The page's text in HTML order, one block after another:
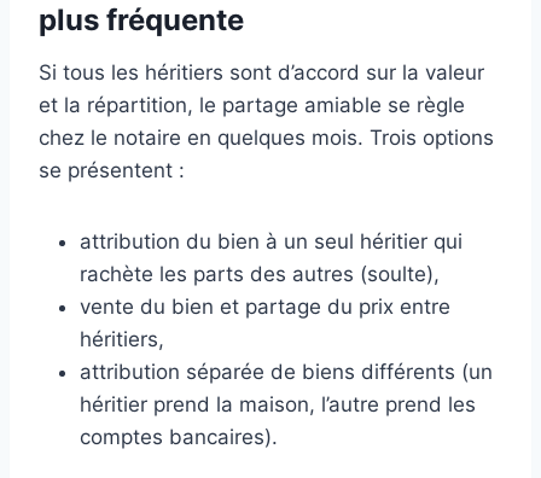
plus fréquente
Si tous les héritiers sont d’accord sur la valeur
et la répartition, le partage amiable se règle
chez le notaire en quelques mois. Trois options
se présentent :
attribution du bien à un seul héritier qui
rachète les parts des autres (soulte),
vente du bien et partage du prix entre
héritiers,
attribution séparée de biens différents (un
héritier prend la maison, l’autre prend les
comptes bancaires).